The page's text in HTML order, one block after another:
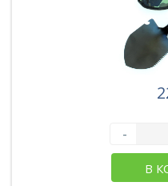
-
В